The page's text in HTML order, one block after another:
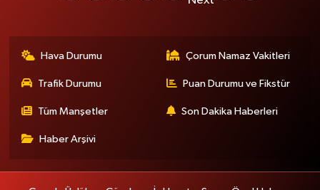
Hava Durumu Çorum Namaz Vakitleri
Trafik Durumu Puan Durumu ve Fikstür
Tüm Manşetler Son Dakika Haberleri
Haber Arşivi